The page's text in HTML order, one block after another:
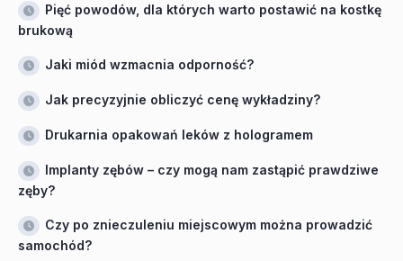
Pięć powodów, dla których warto postawić na kostkę
brukową
Jaki miód wzmacnia odporność?
Jak precyzyjnie obliczyć cenę wykładziny?
Drukarnia opakowań leków z hologramem
Implanty zębów – czy mogą nam zastąpić prawdziwe
zęby?
Czy po znieczuleniu miejscowym można prowadzić
samochód?